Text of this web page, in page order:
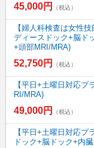
45,000円 （税込）
【婦人科検査は女性
ディースドック+脳ド
+頭部MRI/MRA)
52,750円 （税込）
【平日+土曜日対応プ
RI/MRA)
49,000円 （税込）
【平日+土曜日対応プ
ドック+脳ドック+内